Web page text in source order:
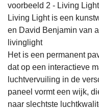
voorbeeld 2 - Living Light
Living Light is een
en David Benjamin van
livinglight
Het is een permanent
dat op een interactieve
luchtvervuiling in de
paneel vormt een wijk,
naar slechtste